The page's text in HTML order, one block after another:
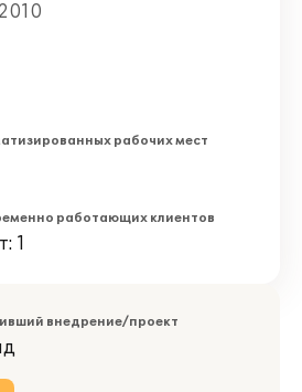
рабочих мест
работающих клиентов
1
внедрение/проект